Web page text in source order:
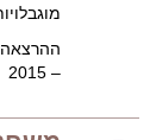
ההרצאה
– 2015